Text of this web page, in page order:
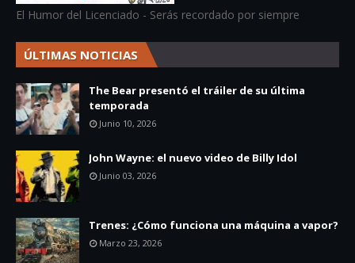
El Humor del Licenciado - Serás recordado por siempre
ÚLTIMAS NOTICIAS
The Bear presentó el tráiler de su última
temporada
Junio 10, 2026
John Wayne: el nuevo video de Billy Idol
Junio 03, 2026
Trenes: ¿Cómo funciona una máquina a vapor?
Marzo 23, 2026